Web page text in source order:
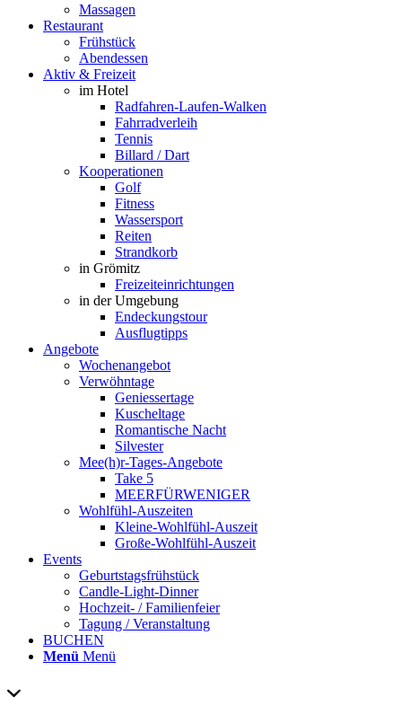
Massagen
Restaurant
Frühstück
Abendessen
Aktiv & Freizeit
im Hotel
Radfahren-Laufen-Walken
Fahrradverleih
Tennis
Billard / Dart
Kooperationen
Golf
Fitness
Wassersport
Reiten
Strandkorb
in Grömitz
Freizeiteinrichtungen
in der Umgebung
Endeckungstour
Ausflugtipps
Angebote
Wochenangebot
Verwöhntage
Geniessertage
Kuscheltage
Romantische Nacht
Silvester
Mee(h)r-Tages-Angebote
Take 5
MEERFÜRWENIGER
Wohlfühl-Auszeiten
Kleine-Wohlfühl-Auszeit
Große-Wohlfühl-Auszeit
Events
Geburtstagsfrühstück
Candle-Light-Dinner
Hochzeit- / Familienfeier
Tagung / Veranstaltung
BUCHEN
Menü Menü